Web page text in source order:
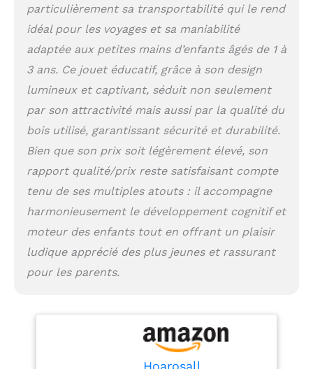
sensoriel et
l'exploration tout en
construits : Les jouets
Montessori sont conçus
concentrés et amusés
pendant des heures
grâce à une
boutons,
d'interrupteurs et de 8
boutons sont
parfaitement
dimensionnés pour que
appuyer facilement
tableau d'éveil offre un
divertissement sans
écran. Jouet de voyage :
Le tableau d'activités
particulièrement sa transportabilité qui le rend
idéal pour les voyages et sa maniabilité
adaptée aux petites mains d’enfants âgés de 1 à
3 ans. Ce jouet éducatif, grâce à son design
lumineux et captivant, séduit non seulement
par son attractivité mais aussi par la qualité du
bois utilisé, garantissant sécurité et durabilité.
Bien que son prix soit légèrement élevé, son
rapport qualité/prix reste satisfaisant compte
tenu de ses multiples atouts : il accompagne
harmonieusement le développement cognitif et
moteur des enfants tout en offrant un plaisir
ludique apprécié des plus jeunes et rassurant
pour les parents.
Hoarosall